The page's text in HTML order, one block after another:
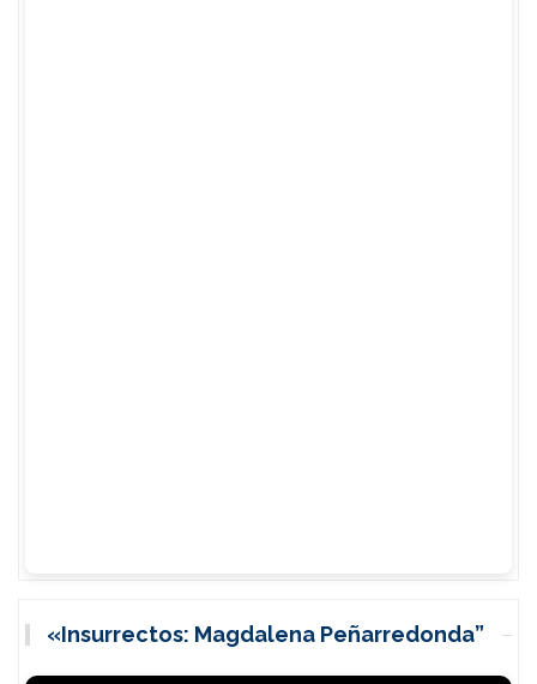
«Insurrectos: Magdalena Peñarredonda”